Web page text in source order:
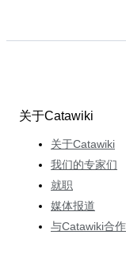
关于Catawiki
关于Catawiki
我们的专家们
就职
媒体报道
与Catawiki合作